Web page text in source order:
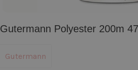
Gutermann Polyester 200m
Gutermann